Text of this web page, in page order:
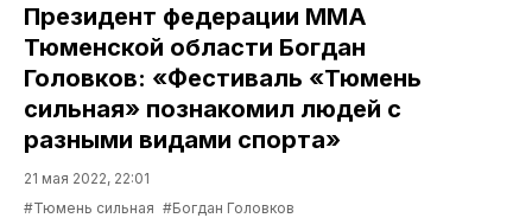
Президент федерации ММА
Тюменской области Богдан
Головков: «Фестиваль «Тюмень
сильная» познакомил людей с
разными видами спорта»
21 мая 2022, 22:01
#Тюмень сильная #Богдан Головков